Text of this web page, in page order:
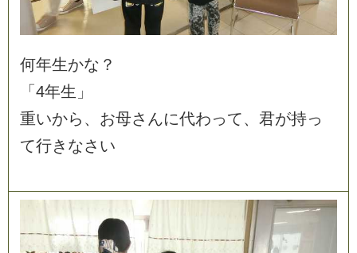
何年生かな ？
「 4年生 」
重いから 、 お母さ んに代わって、 君が持っ
て行き なさ い